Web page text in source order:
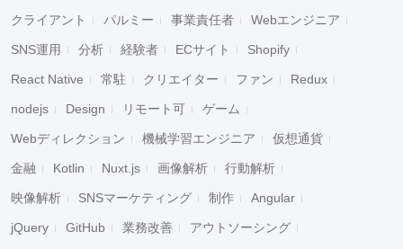
クライアント パルミー 事業責任者 Webエンジニア
SNS運用 分析 経験者 ECサイト Shopify
React Native 常駐 クリエイター ファン Redux
nodejs Design リモート可 ゲーム
Webディレクション 機械学習エンジニア 仮想通貨
金融 Kotlin Nuxt.js 画像解析 行動解析
映像解析 SNSマーケティング 制作 Angular
jQuery GitHub 業務改善 アウトソーシング